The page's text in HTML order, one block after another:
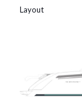
Layout